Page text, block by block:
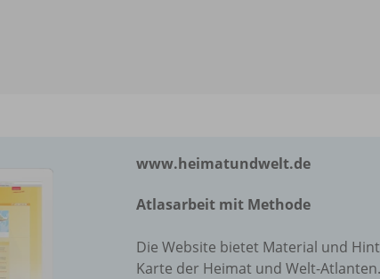
www.heimatundwelt.de
Atlasarbeit mit Methode
Die Website bietet Material und
Karte der Heimat und Welt-Atlanten.